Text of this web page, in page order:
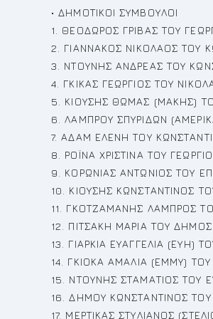
• ΔΗΜΟΤΙΚΟΙ ΣΥΜΒΟΥΛΟΙ
1. ΘΕΟΔΩΡΟΣ ΓΡΙΒΑΣ ΤΟΥ
2. ΓΙΑΝΝΑΚΟΣ ΝΙΚΟΛΑΟΣ ΤΟΥ
3. ΝΤΟΥΝΗΣ ΑΝΔΡΕΑΣ ΤΟΥ
4. ΓΚΙΚΑΣ ΓΕΩΡΓΙΟΣ ΤΟΥ
5. ΚΙΟΥΣΗΣ ΘΩΜΑΣ (ΜΑΚΗΣ)
6. ΛΑΜΠΡΟΥ ΣΠΥΡΙΔΩΝ
7. ΑΔΑΜ ΕΛΕΝΗ ΤΟΥ
8. ΡΟΪΝΑ ΧΡΙΣΤΙΝΑ ΤΟΥ
9. ΚΟΡΩΝΙΑΣ ΑΝΤΩΝΙΟΣ ΤΟΥ
10. ΚΙΟΥΣΗΣ ΚΩΝΣΤΑΝΤΙΝΟΣ
11. ΓΚΟΤΖΑΜΑΝΗΣ ΛΑΜΠΡΟΣ
12. ΠΙΤΣΑΚΗ ΜΑΡΙΑ ΤΟΥ
13. ΓΙΑΡΚΙΑ ΕΥΑΓΓΕΛΙΑ (ΕΥΗ)
14. ΓΚΙΟΚΑ ΑΜΑΛΙΑ (ΕΜΜΥ) ΤΟΥ
15. ΝΤΟΥΝΗΣ ΣΤΑΜΑΤΙΟΣ ΤΟΥ
16. ΔΗΜΟΥ ΚΩΝΣΤΑΝΤΙΝΟΣ
17. ΜΕΡΤΙΚΑΣ ΣΤΥΛΙΑΝΟΣ